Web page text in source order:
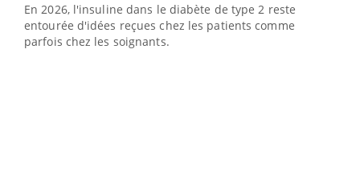
En 2026, l'insuline dans le diabète de type 2 reste
entourée d'idées reçues chez les patients comme
parfois chez les soignants.